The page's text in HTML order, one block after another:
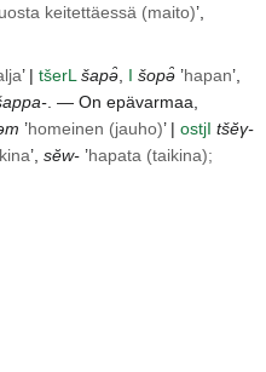
keitettäessä (maito)’,
’ | tšerL šapə̑ I šopə̑ ’hapan’,
. — On epävarmaa,
’homeinen (jauho)’ | ostjI tšĕγ-
’, sĕw- ’hapata (taikina);